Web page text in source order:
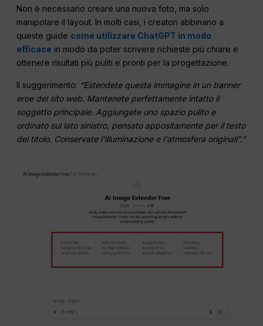
Non è necessario creare una nuova foto, ma solo
manipolare il layout. In molti casi, i creatori abbinano a
queste guide come utilizzare ChatGPT in modo
efficace in modo da poter scrivere richieste più chiare e
ottenere risultati più puliti e pronti per la progettazione.
Il suggerimento: “Estendete questa immagine in un banner
eroe del sito web. Mantenete perfettamente intatto il
soggetto principale. Aggiungete uno spazio pulito e
ordinato sul lato sinistro, pensato appositamente per il testo
del titolo. Conservate l'illuminazione e l'atmosfera originali”.”